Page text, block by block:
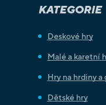
KATEGORIE
Deskové hry
Malé a karetní
Hry na hrdiny a
Dětské hry